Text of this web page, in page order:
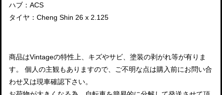
ハブ：ACS
タイヤ：Cheng Shin 26 x 2.125
商品はVintageの特性上、キズやサビ、塗装の剥がれ等が有りま
す。 個人の主観もありますので、ご不明な点は購入前にお問い合
わせ又は現車確認下さい。